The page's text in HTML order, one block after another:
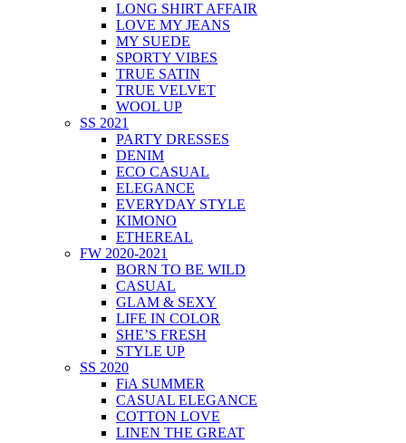
LONG SHIRT AFFAIR
LOVE MY JEANS
MY SUEDE
SPORTY VIBES
TRUE SATIN
TRUE VELVET
WOOL UP
SS 2021
PARTY DRESSES
DENIM
ECO CASUAL
ELEGANCE
EVERYDAY STYLE
KIMONO
ETHEREAL
FW 2020-2021
BORN TO BE WILD
CASUAL
GLAM & SEXY
LIFE IN COLOR
SHE’S FRESH
STYLE UP
SS 2020
FiA SUMMER
CASUAL ELEGANCE
COTTON LOVE
LINEN THE GREAT